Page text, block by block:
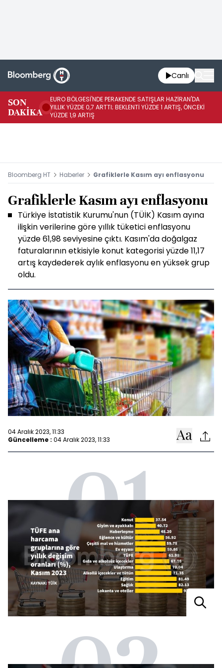
Canlı
SON
DAKİKA
EURO BÖLGESİ'NDE PERAKENDE SATIŞLAR HAZİRAN'DA
YILLIK YÜZDE 0,7 ARTTI; BEKLENTİ YÜZDE 1 ARTIŞ, ÖNCEKİ
YÜZDE 1,9 ARTIŞ
Bloomberg HT Haberler Grafiklerle Kasım ayı enflasyonu
Grafiklerle Kasım ayı enflasyonu
Türkiye İstatistik Kurumu'nun (TÜİK) Kasım ayına
ilişkin verilerine göre yıllık tüketici enflasyonu
yüzde 61,98 seviyesine çıktı. Kasım'da doğalgaz
faturalarının etkisiyle konut kategorisi yüzde 11,17
artış kaydederek aylık enflasyonu en yüksek grup
oldu.
04 Aralık 2023, 11:33
Güncelleme : 04 Aralık 2023, 11:33
01